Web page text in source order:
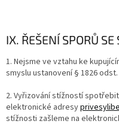
IX. ŘEŠENÍ SPORŮ
1. Nejsme ve vztahu ke
smyslu ustanovení § 1826
2. Vyřizování stížností
elektronické adresy
stížnosti zašleme na